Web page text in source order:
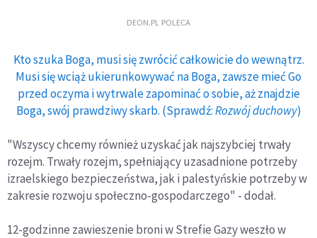
DEON.PL POLECA
Kto szuka Boga, musi się zwrócić całkowicie do wewnątrz.
Musi się wciąż ukierunkowywać na Boga, zawsze mieć Go
przed oczyma i wytrwale zapominać o sobie, aż znajdzie
Boga, swój prawdziwy skarb. (Sprawdź:Rozwój duchowy)
"Wszyscy chcemy również uzyskać jak najszybciej trwały
rozejm. Trwały rozejm, spełniający uzasadnione potrzeby
izraelskiego bezpieczeństwa, jak i palestyńskie potrzeby w
zakresie rozwoju społeczno-gospodarczego" - dodał.
12-godzinne zawieszenie broni w Strefie Gazy weszło w